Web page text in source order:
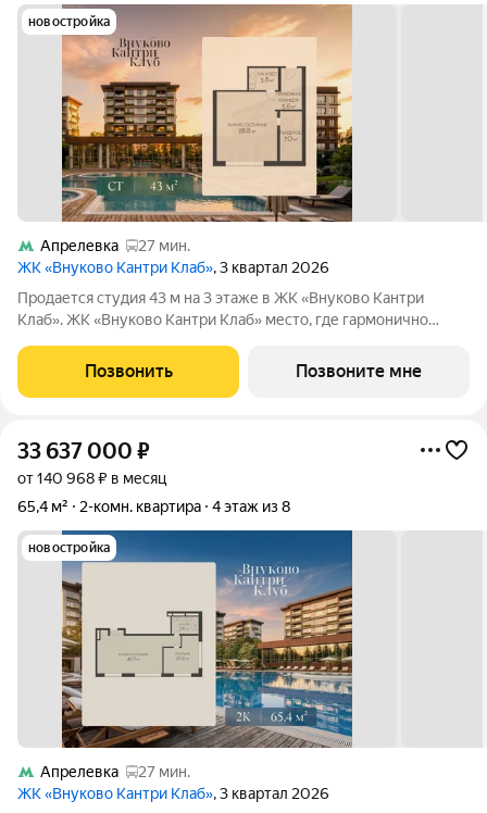
новостройка
Апрелевка
27 мин.
ЖК «Внуково Кантри Клаб», 3 квартал 2026
Продается студия 43 м на 3 этаже в ЖК «Внуково Кантри
Клаб». ЖК «Внуково Кантри Клаб» место, где гармонично
мегаполиса. Пространство, созданное для тех, кто ценит
уединение, премиальный сервис и
Позвонить Позвоните мне
33 637 000 ₽
от 140 968 ₽ в месяц
65,4 м²
2-комн. квартира 4 этаж из 8
новостройка
Апрелевка
27 мин.
ЖК «Внуково Кантри Клаб», 3 квартал 2026